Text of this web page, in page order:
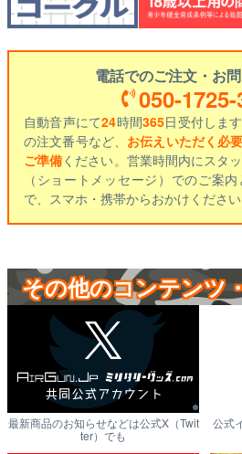
電話でのご注文・お
050-
自動音声にて24時間365日受付しま
の注文番号など、 お伝えいただく必
ご準備ください。営業時間内にスタ
（ショートメッセージ）でのご案
で、スマホ・携帯からおかけください
その他のコンテンツ
最新商品のお知らせなどは公式X（Twit
ter）でも
公式